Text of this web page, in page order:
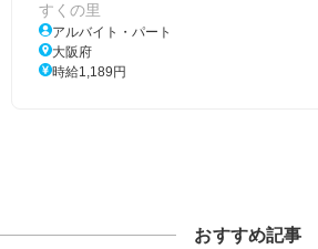
すくの里
アルバイト・パート
大阪府
時給1,189円
おすすめ記事